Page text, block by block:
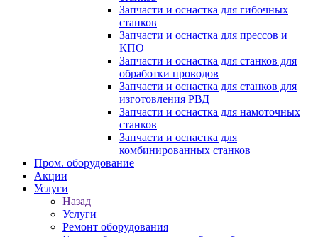
Запчасти и оснастка для гибочных
станков
Запчасти и оснастка для прессов и
КПО
Запчасти и оснастка для станков для
обработки проводов
Запчасти и оснастка для станков для
изготовления РВД
Запчасти и оснастка для намоточных
станков
Запчасти и оснастка для
комбинированных станков
Пром. оборудование
Акции
Услуги
Назад
Услуги
Ремонт оборудования